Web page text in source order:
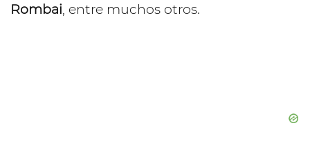
Rombai, entre muchos otros.